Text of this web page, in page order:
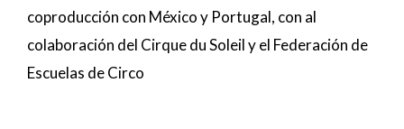
coproducción con México y Portugal, con al
colaboración del Cirque du Soleil y el Federación de
Escuelas de Circo